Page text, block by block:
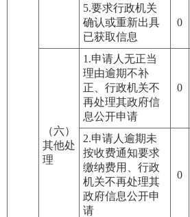
5.要求行政机关
确认或重新出具
已获取信息
0
（六）
其他处
理
1.申请人无正当
理由逾期不补
正、行政机关不
再处理其政府信
息公开申请
0
2.申请人逾期未
按收费通知要求
缴纳费用、行政
机关不再处理其
政府信息公开申
请
0